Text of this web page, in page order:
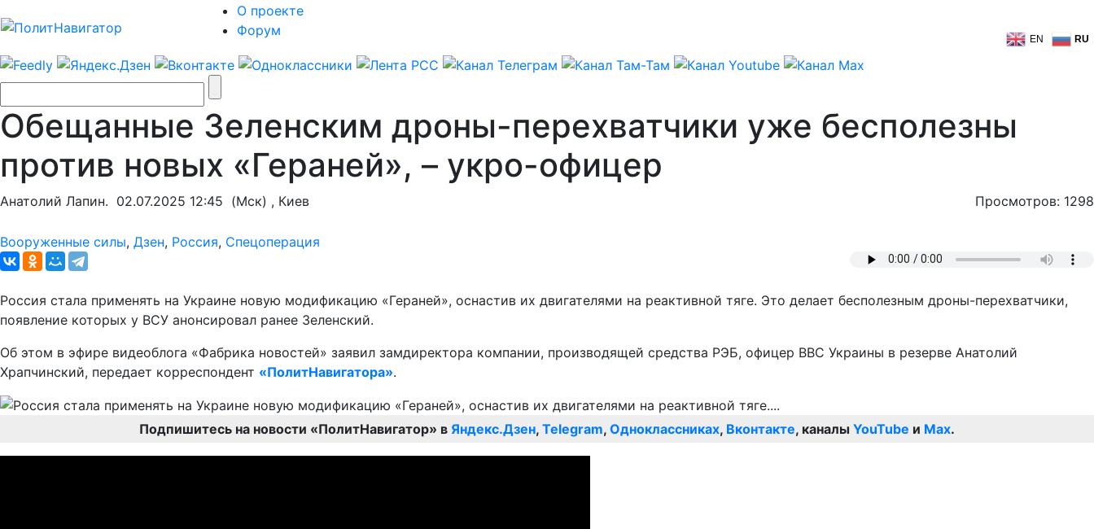
О проекте
Форум
EN RU
Обещанные Зеленским дроны-перехватчики уже бесполезны
против новых «Гераней», – укро-офицер
Анатолий Лапин. 02.07.2025 12:45 (Мск) , Киев Просмотров: 1298
Вооруженные силы, Дзен, Россия, Спецоперация
Россия стала применять на Украине новую модификацию «Гераней», оснастив их двигателями на реактивной тяге. Это делает бесполезным дроны-перехватчики,
появление которых у ВСУ анонсировал ранее Зеленский.
Об этом в эфире видеоблога «Фабрика новостей» заявил замдиректора компании, производящей средства РЭБ, офицер ВВС Украины в резерве Анатолий
Храпчинский, передает корреспондент «ПолитНавигатора».
Подпишитесь на новости «ПолитНавигатор» в Яндекс.Дзен, Telegram, Одноклассниках, Вконтакте, каналы YouTube и Max.